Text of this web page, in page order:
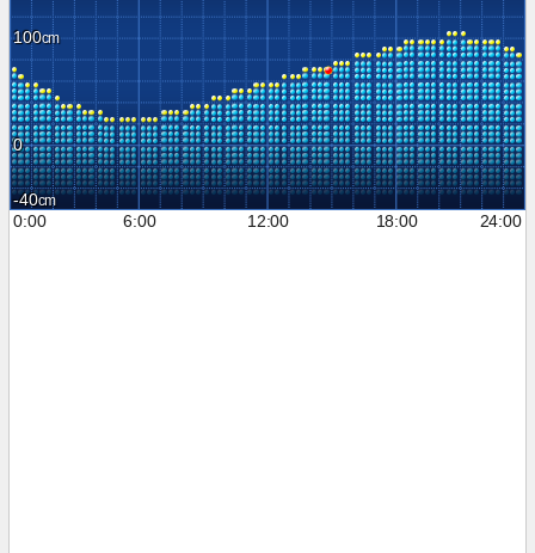
100
0
-40
0:00
6:00 12:00 18:00 24:00